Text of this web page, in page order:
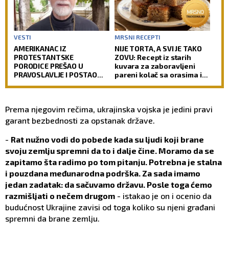
VESTI
AMERIKANAC IZ
PROTESTANTSKE
PORODICE PREŠAO U
PRAVOSLAVLJE I POSTAO
putu preobraćenja
MRSNI RECEPTI
NIJE TORTA, A SVI JE TAKO
ZOVU: Recept iz starih
kuvara za zaboravljeni
pareni kolač sa orasima i
Prema njegovim rečima, ukrajinska vojska je jedini pravi
garant bezbednosti za opstanak države.
- Rat nužno vodi do pobede kada su ljudi koji brane
svoju zemlju spremni da to i dalje čine. Moramo da se
zapitamo šta radimo po tom pitanju. Potrebna je stalna
i pouzdana međunarodna podrška. Za sada imamo
jedan zadatak: da sačuvamo državu. Posle toga ćemo
razmišljati o nečem drugom - istakao je on i ocenio da
budućnost Ukrajine zavisi od toga koliko su njeni građani
spremni da brane zemlju.